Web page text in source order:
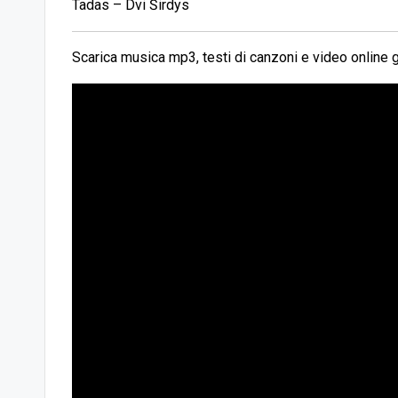
Tadas – Dvi Širdys
Scarica musica mp3, testi di canzoni e video online